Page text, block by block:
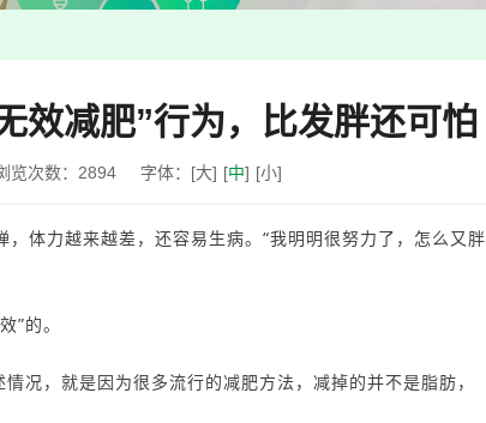
效减肥”行为，比发胖还可怕
览次数： 2894 字体： [大] [中] [小]
体力越来越差，还容易生病。 “我明明很努力了，怎么又胖
”的。
情况，就是因为很多流行的减肥方法，减掉的并不是脂肪，